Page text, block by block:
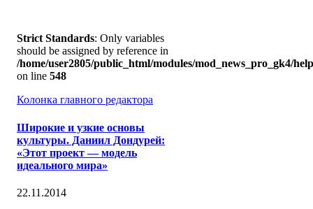
Strict Standards: Only variables
should be assigned by reference in
/home/user2805/public_html/modules/mod_news_pro_gk4/
on line 548
Колонка главного редактора
Широкие и узкие основы
культуры. Даниил Дондурей:
«Этот проект — модель
идеального мира»
22.11.2014